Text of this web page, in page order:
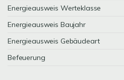
Energieausweis Werteklasse
Energieausweis Baujahr
Energieausweis Gebäudeart
Befeuerung